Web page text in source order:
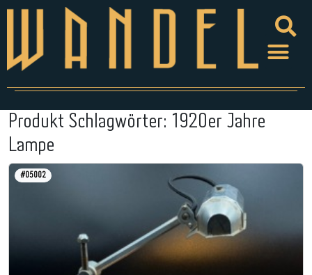
Produkt Schlagwörter: 1920er Jahre
Lampe
#05002